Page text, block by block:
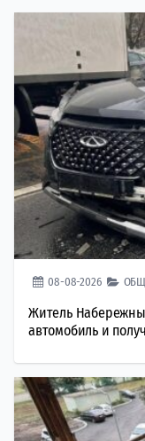
08-08-2026
Житель
автомобиль и